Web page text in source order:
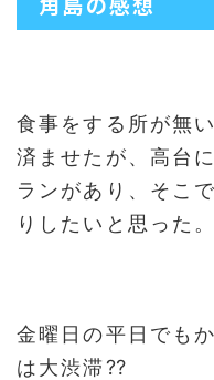
食事をする所が無
済ませたが、高台
ランがあり、そこ
りしたいと思った。
金曜日の平日でも
は大渋滞⁇